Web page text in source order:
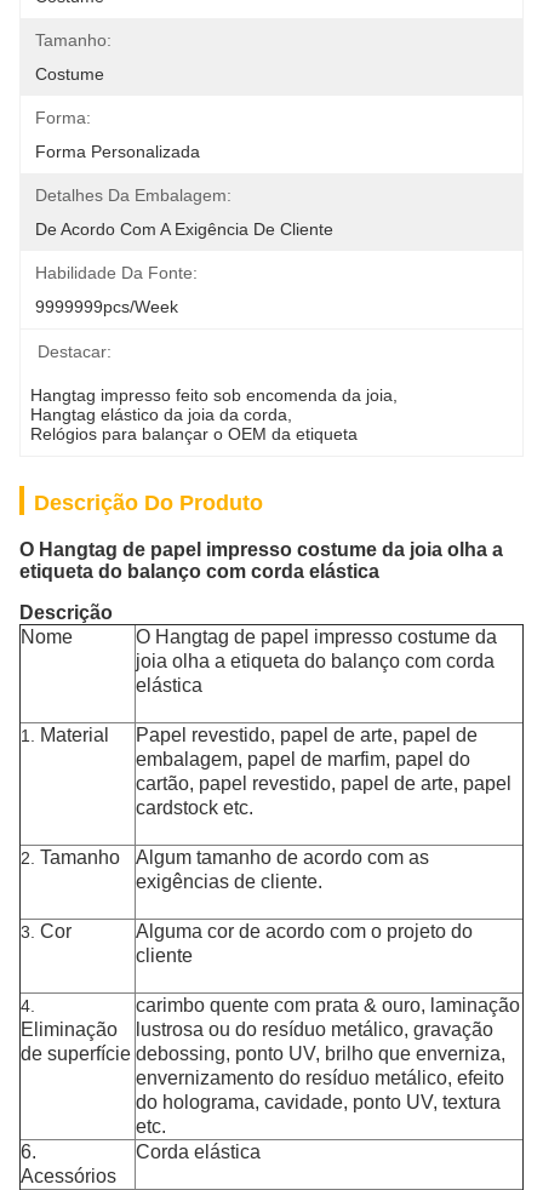
Tamanho:
Costume
Forma:
Forma Personalizada
Detalhes Da Embalagem:
De Acordo Com A Exigência De Cliente
Habilidade Da Fonte:
9999999pcs/week
Destacar:
Hangtag impresso feito sob encomenda da joia
Hangtag elástico da joia da corda
Relógios para balançar o OEM da etiqueta
Descrição Do Produto
O Hangtag de papel impresso costume da joia olha a
etiqueta do balanço com corda elástica
Descrição
Nome
O Hangtag de papel impresso costume da
joia olha a etiqueta do balanço com corda
elástica
1. Material Papel revestido, papel de arte, papel de
embalagem, papel de marfim, papel do
cartão, papel revestido, papel de arte, papel
cardstock etc.
2. Tamanho
Algum tamanho de acordo com as
exigências de cliente.
3. Cor
Alguma cor de acordo com o projeto do
cliente
4.
Eliminação
de superfície
carimbo quente com prata & ouro, laminação
lustrosa ou do resíduo metálico, gravação
debossing, ponto UV, brilho que enverniza,
envernizamento do resíduo metálico, efeito
do holograma, cavidade, ponto UV, textura
etc.
6.
Acessórios
Corda elástica